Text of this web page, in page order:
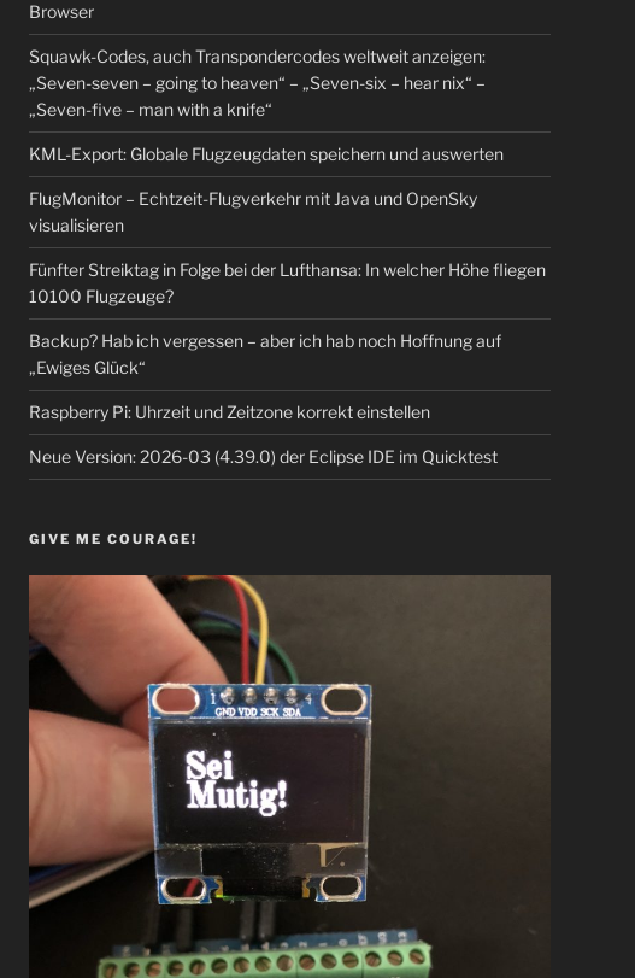
Browser
Squawk-Codes, auch Transpondercodes weltweit anzeigen:
„Seven-seven – going to heaven“ – „Seven-six – hear nix“ –
„Seven-five – man with a knife“
KML-Export: Globale Flugzeugdaten speichern und auswerten
FlugMonitor – Echtzeit-Flugverkehr mit Java und OpenSky
visualisieren
Fünfter Streiktag in Folge bei der Lufthansa: In welcher Höhe fliegen
10100 Flugzeuge?
Backup? Hab ich vergessen – aber ich hab noch Hoffnung auf
„Ewiges Glück“
Raspberry Pi: Uhrzeit und Zeitzone korrekt einstellen
Neue Version: 2026-03 (4.39.0) der Eclipse IDE im Quicktest
GIVE ME COURAGE!